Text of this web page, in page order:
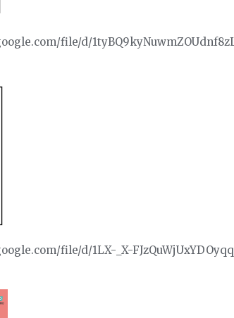
file/d/
file/d/1LX-_X-